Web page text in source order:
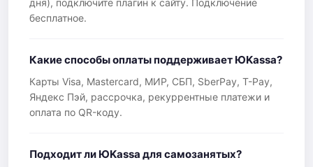
бесплатное.
Какие способы оплаты поддерживает ЮKassa?
Карты Visa, Mastercard, МИР, СБП, SberPay, T-Pay,
Яндекс Пэй, рассрочка, рекуррентные платежи и
оплата по QR-коду.
Подходит ли ЮKassa для самозанятых?